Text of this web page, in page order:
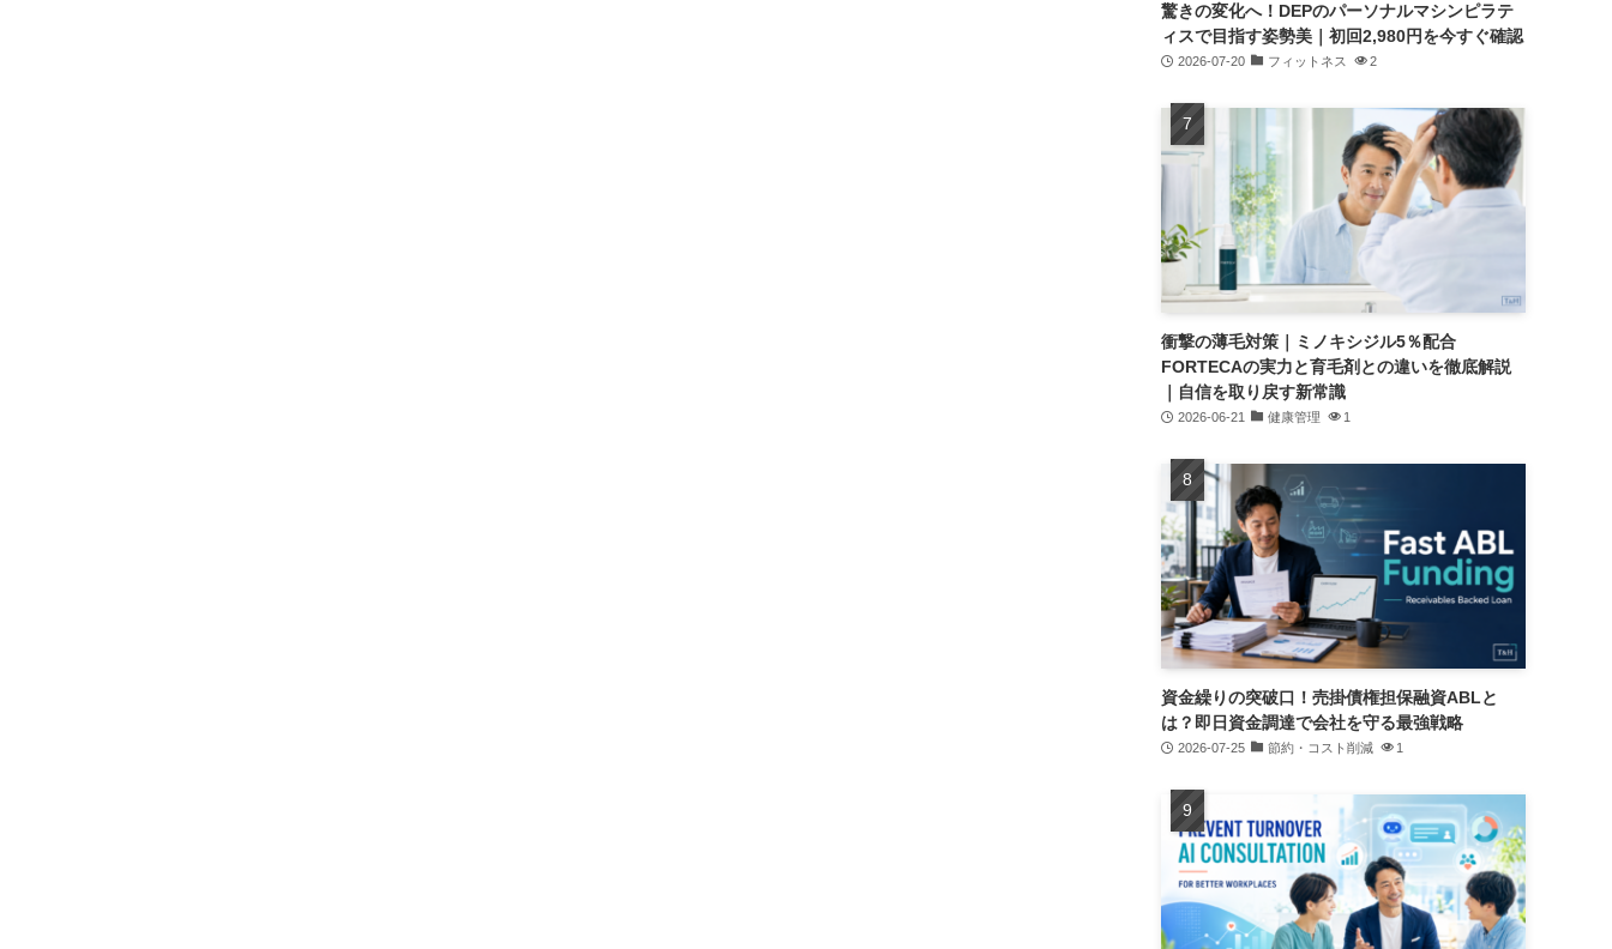
驚きの変化へ！DEPのパーソナルマシンピラテ
ィスで目指す姿勢美｜初回2,980円を今すぐ確認
2026-07-20 フィットネス 2
衝撃の薄毛対策｜ミノキシジル5％配合
FORTECAの実力と育毛剤との違いを徹底解説
｜自信を取り戻す新常識
2026-06-21 健康管理 1
資金繰りの突破口！売掛債権担保融資ABLと
は？即日資金調達で会社を守る最強戦略
2026-07-25 節約・コスト削減 1